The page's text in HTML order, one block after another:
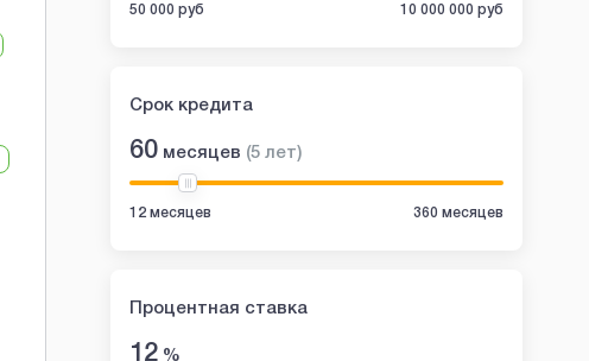
50 000 руб 10 000 000 руб
Срок кредита
60 месяцев (5 лет)
12 месяцев 360 месяцев
Процентная ставка
12 %